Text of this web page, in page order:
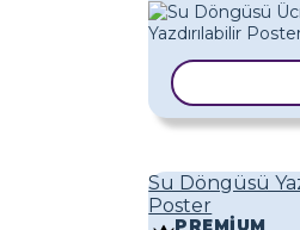
Su Döngüsü
Poster
PREMIUM